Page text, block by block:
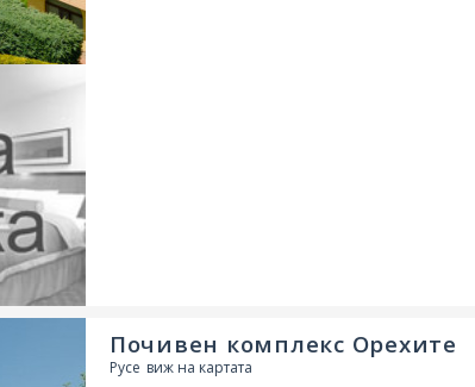
Почивен комплекс Орехите
Русе виж на картата